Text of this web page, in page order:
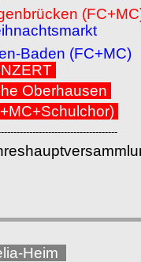
(FC+MC)
Oberhausen
Heim